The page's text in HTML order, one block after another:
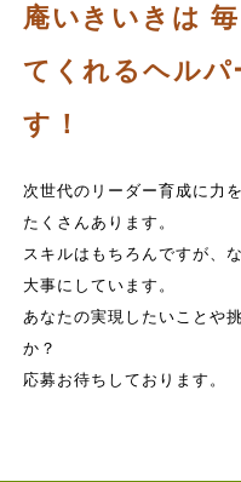
庵いきいきは
てくれるヘルパ
す！
次世代のリーダー育成に力
たくさんあります。
スキルはもちろんですが、
大事にしています。
あなたの実現したいことや
か？
応募お待ちしております。